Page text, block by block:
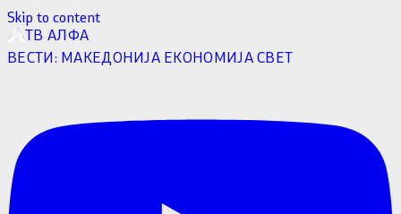
Skip to content
ТВ АЛФА
ВЕСТИ: МАКЕДОНИЈА ЕКОНОМИЈАСВЕТ